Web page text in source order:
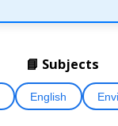
📘 Subjects
English